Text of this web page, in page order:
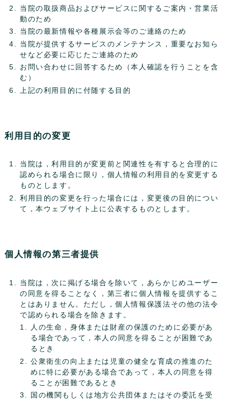
当院の取扱商品およびサービスに関するご案内・営業活
動のため
当院の最新情報や各種展示会等のご連絡のため
当院が提供するサービスのメンテナンス，重要なお知ら
せなど必要に応じたご連絡のため
お問い合わせに回答するため（本人確認を行うことを含
む）
上記の利用目的に付随する目的
利用目的の変更
当院は，利用目的が変更前と関連性を有すると合理的に
認められる場合に限り，個人情報の利用目的を変更する
ものとします。
利用目的の変更を行った場合には，変更後の目的につい
て，本ウェブサイト上に公表するものとします。
個人情報の第三者提供
当院は，次に掲げる場合を除いて，あらかじめユーザー
の同意を得ることなく，第三者に個人情報を提供するこ
とはありません。ただし，個人情報保護法その他の法令
で認められる場合を除きます。
人の生命，身体または財産の保護のために必要があ
る場合であって，本人の同意を得ることが困難であ
るとき
公衆衛生の向上または児童の健全な育成の推進のた
めに特に必要がある場合であって，本人の同意を得
ることが困難であるとき
国の機関もしくは地方公共団体またはその委託を受